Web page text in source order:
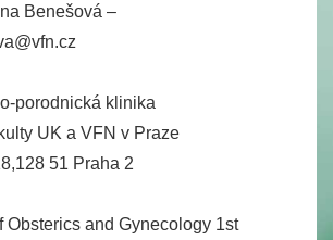
Benešová –
porodnická klinika
UK a VFN v Praze
51 Praha 2
Obsterics and Gynecology 1st